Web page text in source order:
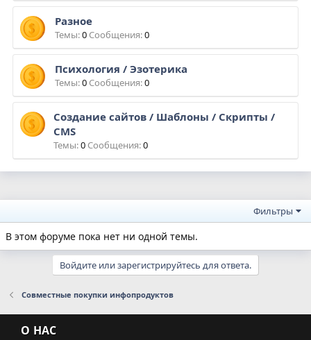
Разное
Темы 0 Сообщения 0
Психология / Эзотерика
Темы 0 Сообщения 0
Создание сайтов / Шаблоны / Скрипты /
CMS
Темы 0 Сообщения 0
Фильтры
В этом форуме пока нет ни одной темы.
Войдите или зарегистрируйтесь для ответа.
Совместные покупки инфопродуктов
О НАС